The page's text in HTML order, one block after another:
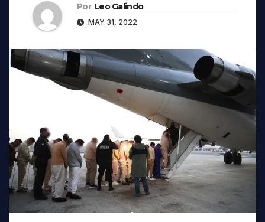
Por Leo Galindo
MAY 31, 2022